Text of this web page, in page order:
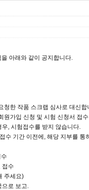
아래와 같이 공지합니다.
청한 작품 스크랩 심사로 대신합
원가입 신청 및 시험 신청서 접
, 시험접수를 받지 않습니다.
수 기간 이전에, 해당 지부를 통
접수
주세요)
으로 보고.